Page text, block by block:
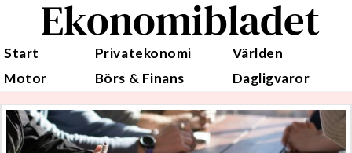
Ekonomibladet
Start Privatekonomi
Världen
Motor
Börs & Finans Dagligvaror